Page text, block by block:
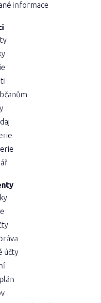
informace
účty